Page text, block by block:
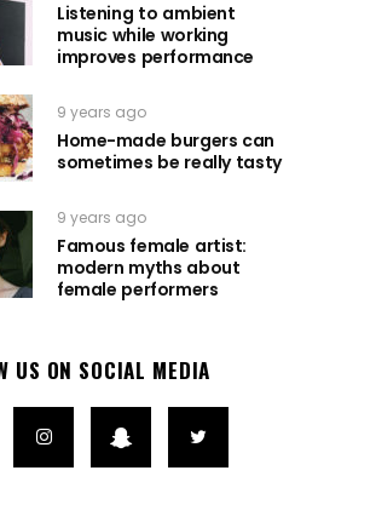
Listening to ambient
music while working
improves performance
9 years ago
Home-made burgers can
sometimes be really tasty
9 years ago
Famous female artist:
modern myths about
female performers
US ON SOCIAL MEDIA